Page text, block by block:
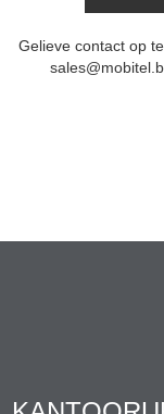
Gelieve contact op